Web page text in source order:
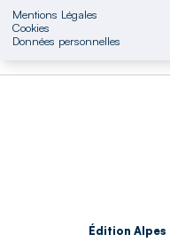
Mentions Légales
Cookies
Données personnelles
Édition Alpes